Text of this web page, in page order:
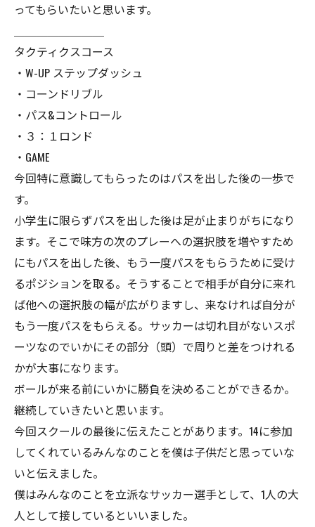
ってもらいたいと思います。
タクティクスコース
・W-UP ステップダッシュ
・コーンドリブル
・パス&コントロール
・３：１ロンド
・GAME
今回特に意識してもらったのはパスを出した後の一歩で
す。
小学生に限らずパスを出した後は足が止まりがちになり
ます。そこで味方の次のプレーへの選択肢を増やすため
にもパスを出した後、もう一度パスをもらうために受け
るポジションを取る。そうすることで相手が自分に来れ
ば他への選択肢の幅が広がりますし、来なければ自分が
もう一度パスをもらえる。サッカーは切れ目がないスポ
ーツなのでいかにその部分（頭）で周りと差をつけれる
かが大事になります。
ボールが来る前にいかに勝負を決めることができるか。
継続していきたいと思います。
今回スクールの最後に伝えたことがあります。14に参加
してくれているみんなのことを僕は子供だと思っていな
いと伝えました。
僕はみんなのことを立派なサッカー選手として、1人の大
人として接しているといいました。